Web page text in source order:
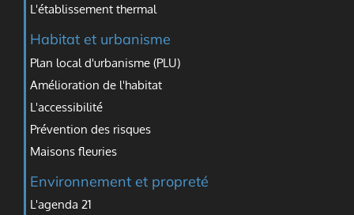
L'établissement thermal
Habitat et urbanisme
Plan local d'urbanisme (PLU)
Amélioration de l'habitat
L'accessibilité
Prévention des risques
Maisons fleuries
Environnement et propreté
L'agenda 21